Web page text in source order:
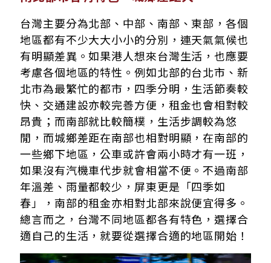
台灣主要分為北部、中部、南部、東部，各個
地區都有不少大大小小的分別，連天氣氣候也
有明顯差異。如果港人想來台灣生活，也應要
考慮各個地區的特性。例如北部的台北市、新
北市為最繁忙的都市，四季分明，生活節奏較
快、交通建設亦較完善方便，租金也會相對較
昂貴；而南部就比較簡樸，生活步調較為悠
閒，而城鄉差距在南部也相對明顯，在南部的
一些鄉下地區，公車或許會兩小時才有一班，
如果沒有汽機車代步就會相當不便。不過南部
年溫差、雨量都較少，屏東更是「四季如
春」，南部的租金亦相對北部來說便宜得多。
總言而之，台灣不同地區都各有特色，選擇合
適自己的生活，就要從選擇合適的地區開始！